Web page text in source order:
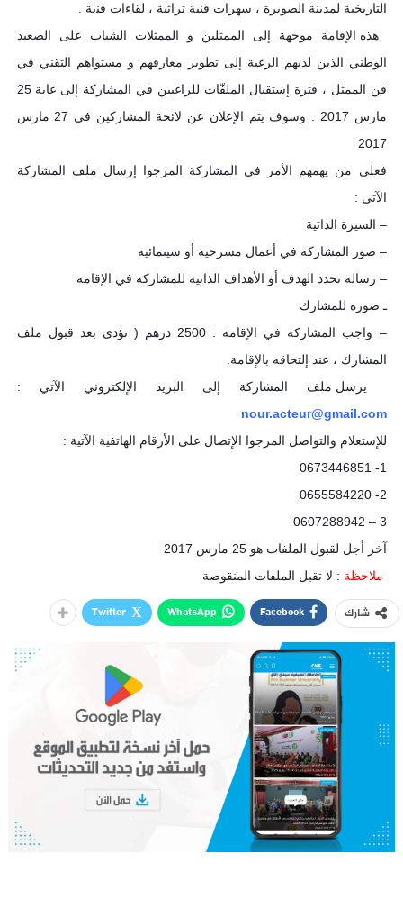
ﺍﻟﺘﺎﺭﻳﺨﻴﺔ ﻟﻤﺪﻳﻨﺔ ﺍﻟﺼﻮﻳﺮﺓ ، ﺳﻬﺮﺍﺕ ﻓﻨﻴﺔ ﺗﺮﺍﺛﻴﺔ ، ﻟﻘﺎﺀﺍﺕ ﻓﻨية .
ﻫﺬﻩ ﺍﻹ‌ﻗﺎﻣﺔ ﻣﻮﺟﻬﺔ ﺇﻟﻰ ﺍﻟﻤﻤﺜﻠﻴﻦ ﻭ ﺍﻟﻤﻤﺜﻼ‌ﺕ ﺍﻟﺸﺒﺎﺏ ﻋﻠﻰ ﺍﻟﺼﻌﻴﺪ
ﺍﻟﻮﻃﻨﻲ ﺍﻟﺬﻳﻦ ﻟﺪﻳﻬﻢ ﺍﻟﺮﻏﺒﺔ ﺇﻟﻰ ﺗﻄﻮﻳﺮ ﻣﻌﺎﺭﻓﻬﻢ ﻭ ﻣﺴﺘﻮﺍﻫﻢ ﺍﻟﺘﻘﻨﻲ ﻓﻲ
ﻓﻦ ﺍﻟﻤﻤﺜﻞ ، فترة إستقبال ﺍﻟﻤﻠﻔّﺎﺕ للراغبين في المشاركة إلى غاية 25
مارس 2017 . وسوف يتم الإعلان عن لائحة المشاركين في 27 مارس
2017
ﻓﻌﻠﻰ ﻣﻦ ﻳﻬﻤﻬﻢ ﺍﻷ‌ﻣﺮ ﻓﻲ ﺍﻟﻤﺸﺎﺭﻛﺔ ﺍﻟﻤﺮﺟﻮﺍ ﺇﺭﺳﺎﻝ ﻣﻠﻒ ﺍﻟﻤﺸﺎﺭﻛﺔ
ﺍﻵ‌ﺗﻲ :
– ﺍﻟﺴﻴﺮﺓ ﺍﻟﺬﺍﺗﻴﺔ
– صور المشاركة في أعمال مسرحية أو سينمائية
– ﺭﺳﺎﻟﺔ ﺗﺤﺪﺩ ﺍﻟﻬﺪﻑ ﺃﻭ ﺍﻷ‌ﻫﺪﺍﻑ ﺍﻟﺬﺍﺗﻴﺔ ﻟﻠﻤﺸﺎﺭﻛﺔ ﻓﻲ الإقامة
ـ ﺻﻮﺭﺓ ﻟﻠﻤﺸﺎﺭﻙ
– ﻭﺍﺟﺐ ﺍﻟﻤﺸﺎﺭﻛﺔ ﻓﻲ ﺍﻹ‌ﻗﺎﻣﺔ : 2500 ﺩﺭﻫﻢ ( ﺗﺆﺩﻯ ﺑﻌﺪ ﻗﺒﻮﻝ ﻣﻠﻒ
ﺍﻟﻤﺸﺎﺭﻙ ، ﻋﻨﺪ ﺇﻟﺘﺤﺎﻗﻪ ﺑﺎﻹ‌ﻗﺎﻣﺔ.
ﻳﺮﺳﻞ ﻣﻠﻒ ﺍﻟﻤﺸﺎﺭﻛﺔ ﺇﻟﻰ ﺍﻟﺒﺮﻳﺪ ﺍﻹ‌ﻟﻜﺘﺮﻭﻧﻲ ﺍﻵ‌ﺗﻲ :
nour.acteur@gmail.com
ﻟﻺ‌ﺳﺘﻌﻼ‌ﻡ ﻭﺍﻟﺘﻮﺍﺻﻞ ﺍﻟﻤﺮﺟﻮﺍ ﺍﻹ‌ﺗﺼﺎﻝ ﻋﻠﻰ ﺍﻷ‌ﺭﻗﺎﻡ ﺍﻟﻬﺎﺗﻔﻴﺔ ﺍﻵ‌ﺗﻴﺔ :
1- 0673446851
2- 0655584220
3 – 0607288942
آﺧﺮ ﺃﺟﻞ ﻟﻘﺒﻮﻝ الملفات هو 25 مارس 2017
ﻣﻼ‌ﺣﻈﺔ : ﻻ‌ ﺗﻘﺒﻞ ﺍﻟﻤﻠﻔﺎﺕ ﺍﻟﻤﻨﻘﻮﺻﺔ
شارك Facebook
WhatsApp
Twitter